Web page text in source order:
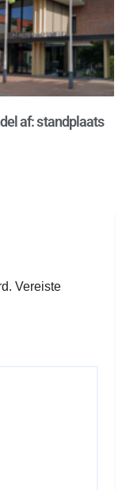
af: standplaats
Vereiste